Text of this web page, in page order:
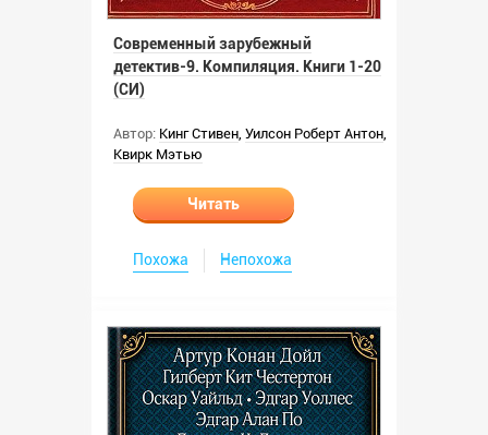
Современный зарубежный
детектив-9. Компиляция. Книги 1-20
(СИ)
Автор: Кинг Стивен, Уилсон Роберт Антон,
Квирк Мэтью
Читать
Похожа Непохожа